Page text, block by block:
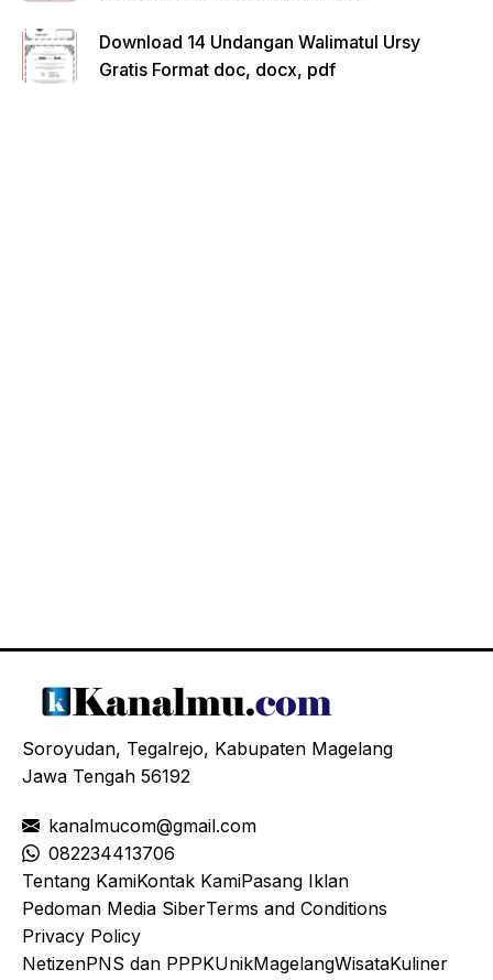
Download 14 Undangan Walimatul Ursy
Gratis Format doc, docx, pdf
Soroyudan, Tegalrejo, Kabupaten Magelang
Jawa Tengah 56192
kanalmucom@gmail.com
082234413706
Tentang KamiKontak KamiPasang Iklan
Pedoman Media SiberTerms and Conditions
Privacy Policy
NetizenPNS dan PPPKUnikMagelangWisataKuliner